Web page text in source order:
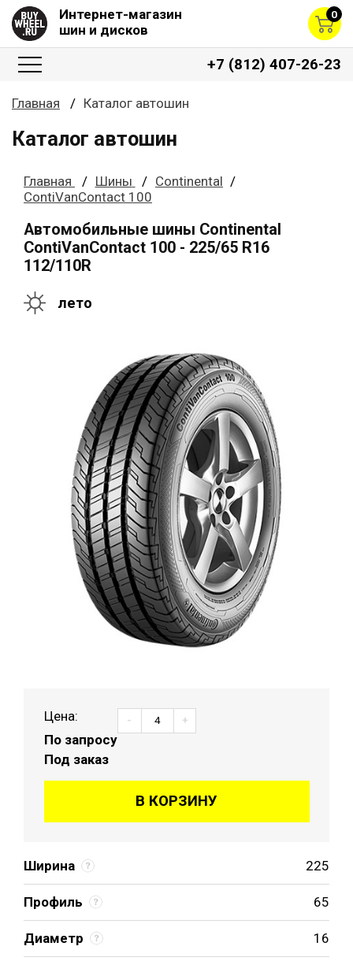
Интернет-магазин
шин и дисков
0
+7 (812) 407-26-23
Главная Каталог автошин
Каталог автошин
Главная Шины
Continental
ContiVanContact 100
Автомобильные шины Continental
ContiVanContact 100 - 225/65 R16
112/110R
лето
Ширина 225
Профиль 65
Диаметр 16
Цена:
По запросу
Под заказ
- +
В КОРЗИНУ